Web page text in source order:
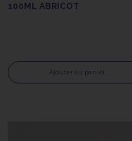
100ML ABRICOT
Ajouter au panier